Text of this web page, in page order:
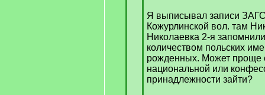
Я выписывал записи
Кожурлинской вол. там
Николаевка 2-я
количеством польских
рожденных. Может проще
национальной или
принадлежности зайти?